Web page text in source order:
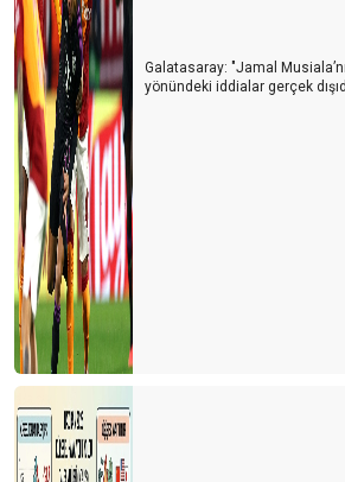
Galatasaray: "Jamal
yönündeki iddialar gerçek